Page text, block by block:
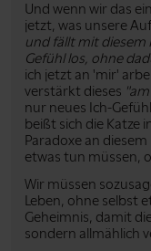
Und wenn wir das
jetzt, was unsere
und fällt mit diesem
Gefühl los, ohne
ich jetzt an 'mir'
verstärkt dieses
nur neues Ich-
beißt sich die Katze
Paradoxe an
etwas tun müssen,
Wir müssen
Leben, ohne selbst
Geheimnis, damit
sondern allmählich